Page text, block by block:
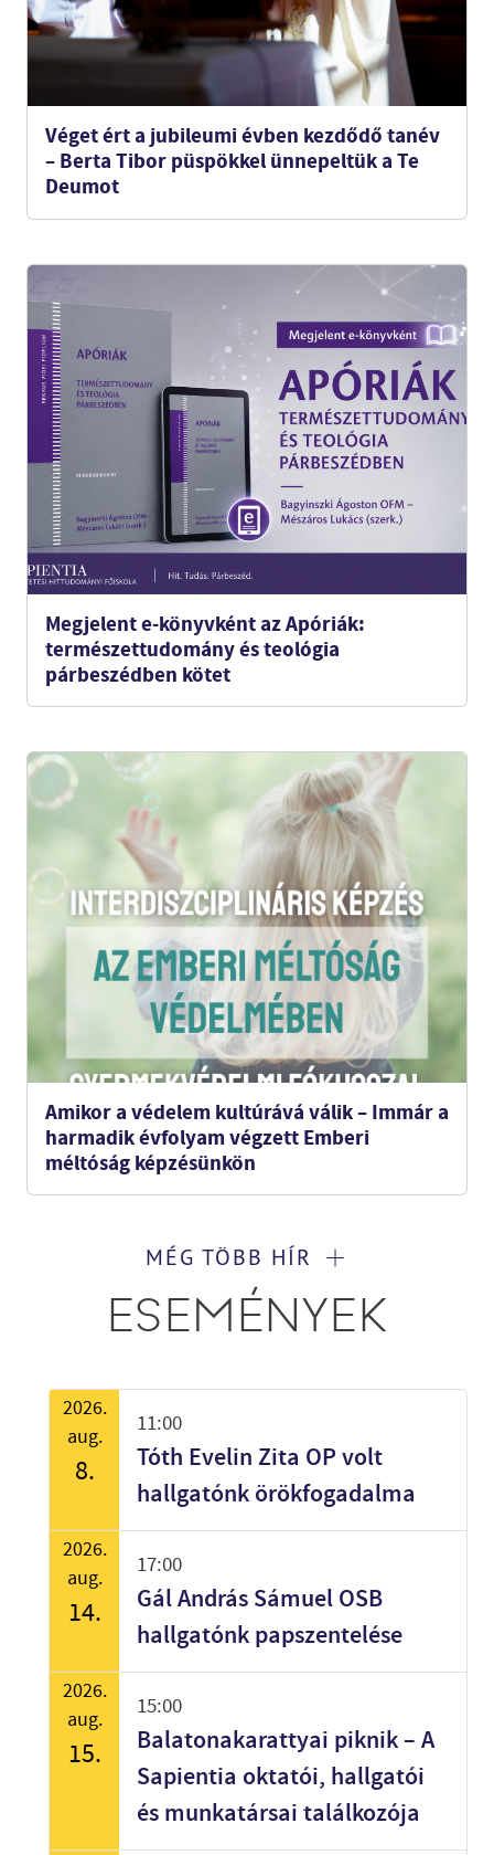
Véget ért a jubileumi évben kezdődő tanév
– Berta Tibor püspökkel ünnepeltük a Te
Deumot
Megjelent e-könyvként az Apóriák:
természettudomány és teológia
párbeszédben kötet
Amikor a védelem kultúrává válik – Immár a
harmadik évfolyam végzett Emberi
méltóság képzésünkön
MÉG TÖBB HÍR
ESEMÉNYEK
2026.
aug.
8.
11:00
Tóth Evelin Zita OP volt
hallgatónk örökfogadalma
2026.
aug.
14.
17:00
Gál András Sámuel OSB
hallgatónk papszentelése
2026.
aug.
15.
15:00
Balatonakarattyai piknik – A
Sapientia oktatói, hallgatói
és munkatársai találkozója